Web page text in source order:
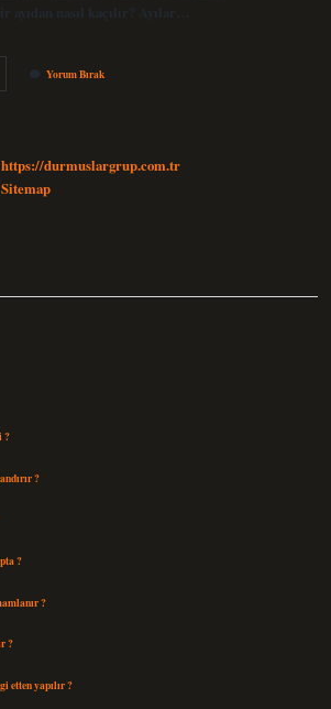
ayıdan nasıl kaçılır? Ayılar…
Yorum Bırak
https://durmuslargrup.com.tr
Sitemap
?
?
?
?
?
etten yapılır ?